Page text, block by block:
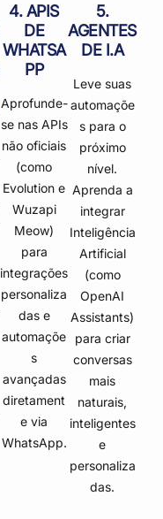
4. APIS
DE
WHATSA
PP
Aprofunde-
se nas APIs
não oficiais
(como
Evolution e
Wuzapi
Meow)
para
integrações
personaliza
das e
automaçõe
s
avançadas
diretament
e via
WhatsApp.
5.
AGENTES
DE I.A
Leve suas
automaçõe
s para o
próximo
nível.
Aprenda a
integrar
Inteligência
Artificial
(como
OpenAI
Assistants)
para criar
conversas
mais
naturais,
inteligentes
e
personaliza
das.